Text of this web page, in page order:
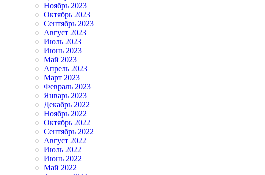
Ноябрь 2023
Октябрь 2023
Сентябрь 2023
Август 2023
Июль 2023
Июнь 2023
Май 2023
Апрель 2023
Март 2023
Февраль 2023
Январь 2023
Декабрь 2022
Ноябрь 2022
Октябрь 2022
Сентябрь 2022
Август 2022
Июль 2022
Июнь 2022
Май 2022